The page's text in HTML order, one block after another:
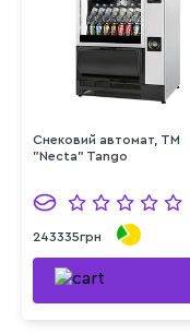
Снековий автомат, ТМ
"Necta" Tango
243335грн